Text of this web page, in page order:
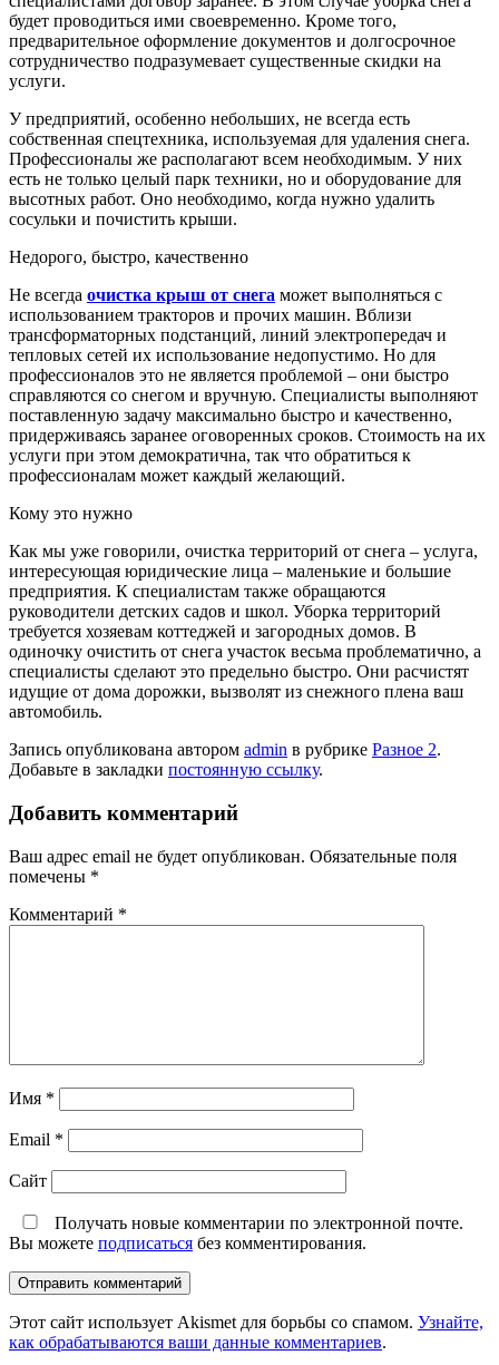
будет проводиться ими своевременно. Кроме того,
предварительное оформление документов и долгосрочное
сотрудничество подразумевает существенные скидки на
услуги.
У предприятий, особенно небольших, не всегда есть
собственная спецтехника, используемая для удаления снега.
Профессионалы же располагают всем необходимым. У них
есть не только целый парк техники, но и оборудование для
высотных работ. Оно необходимо, когда нужно удалить
сосульки и почистить крыши.
Недорого, быстро, качественно
Не всегда очистка крыш от снега может выполняться с
использованием тракторов и прочих машин. Вблизи
трансформаторных подстанций, линий электропередач и
тепловых сетей их использование недопустимо. Но для
профессионалов это не является проблемой – они быстро
справляются со снегом и вручную. Специалисты выполняют
поставленную задачу максимально быстро и качественно,
придерживаясь заранее оговоренных сроков. Стоимость на их
услуги при этом демократична, так что обратиться к
профессионалам может каждый желающий.
Кому это нужно
Как мы уже говорили, очистка территорий от снега – услуга,
интересующая юридические лица – маленькие и большие
предприятия. К специалистам также обращаются
руководители детских садов и школ. Уборка территорий
требуется хозяевам коттеджей и загородных домов. В
одиночку очистить от снега участок весьма проблематично, а
специалисты сделают это предельно быстро. Они расчистят
идущие от дома дорожки, вызволят из снежного плена ваш
автомобиль.
Запись опубликована автором admin в рубрике Разное 2.
Добавьте в закладки постоянную ссылку.
Добавить комментарий
Ваш адрес email не будет опубликован. Обязательные поля
помечены *
Комментарий *
Имя *
Email *
Сайт
Получать новые комментарии по электронной почте.
Вы можете подписаться без комментирования.
Этот сайт использует Akismet для борьбы со спамом. Узнайте,
как обрабатываются ваши данные комментариев.